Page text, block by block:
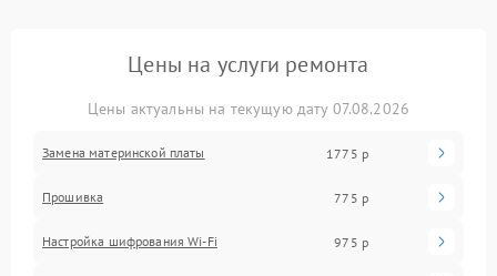
Цены на услуги ремонта
Цены актуальны на текущую дату 07.08.2026
Замена материнской платы 1775 р
Прошивка 775 р
Настройка шифрования Wi-Fi 975 р